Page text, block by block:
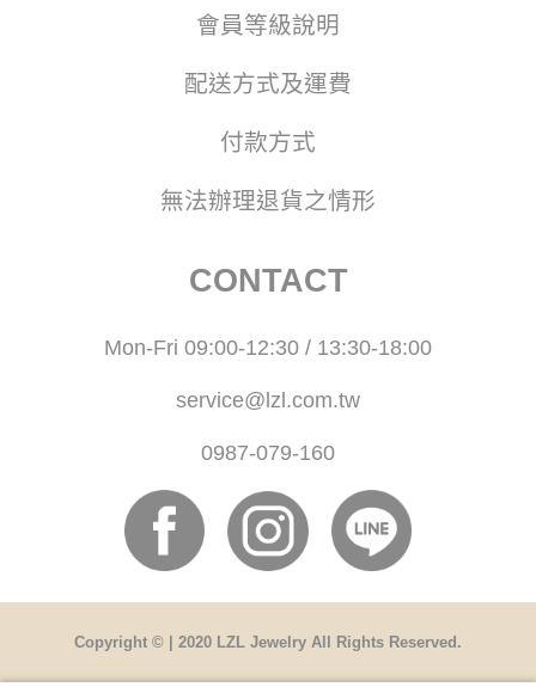
會員等級說明
配送方式及運費
付款方式
無法辦理退貨之情形
CONTACT
Mon-Fri 09:00-12:30 / 13:30-18:00
service@lzl.com.tw
0987-079-160
Copyright © | 2020 LZL Jewelry All Rights Reserved.